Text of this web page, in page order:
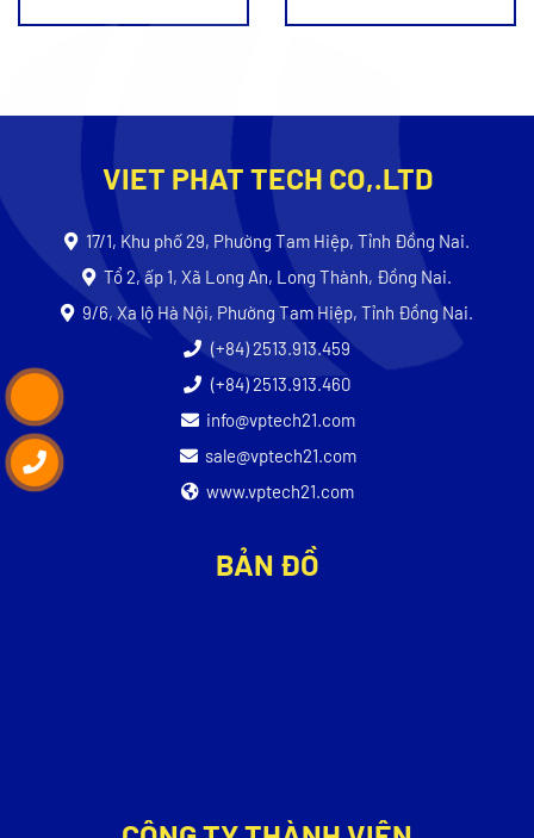
VIET PHAT TECH CO,.LTD
17/1, Khu phố 29, Phường Tam Hiệp, Tỉnh Đồng Nai.
Tổ 2, ấp 1, Xã Long An, Long Thành, Đồng Nai.
9/6, Xa lộ Hà Nội, Phường Tam Hiệp, Tỉnh Đồng Nai.
(+84) 2513.913.459
(+84) 2513.913.460
info@vptech21.com
sale@vptech21.com
www.vptech21.com
BẢN ĐỒ